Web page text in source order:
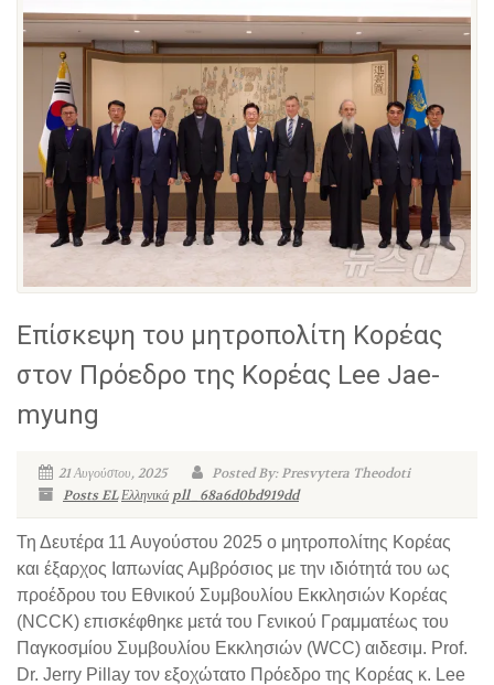
Επίσκεψη του μητροπολίτη Κορέας
στον Πρόεδρο της Κορέας Lee Jae-
myung
21 Αυγούστου, 2025
Posted By: Presvytera Theodoti
Posts ELΕλληνικά pll_68a6d0bd919dd
Τη Δευτέρα 11 Αυγούστου 2025 ο μητροπολίτης Κορέας
και έξαρχος Ιαπωνίας Αμβρόσιος με την ιδιότητά του ως
προέδρου του Εθνικού Συμβουλίου Εκκλησιών Κορέας
(NCCK) επισκέφθηκε μετά του Γενικού Γραμματέως του
Παγκοσμίου Συμβουλίου Εκκλησιών (WCC) αιδεσιμ. Prof.
Dr. Jerry Pillay τον εξοχώτατο Πρόεδρο της Κορέας κ. Lee